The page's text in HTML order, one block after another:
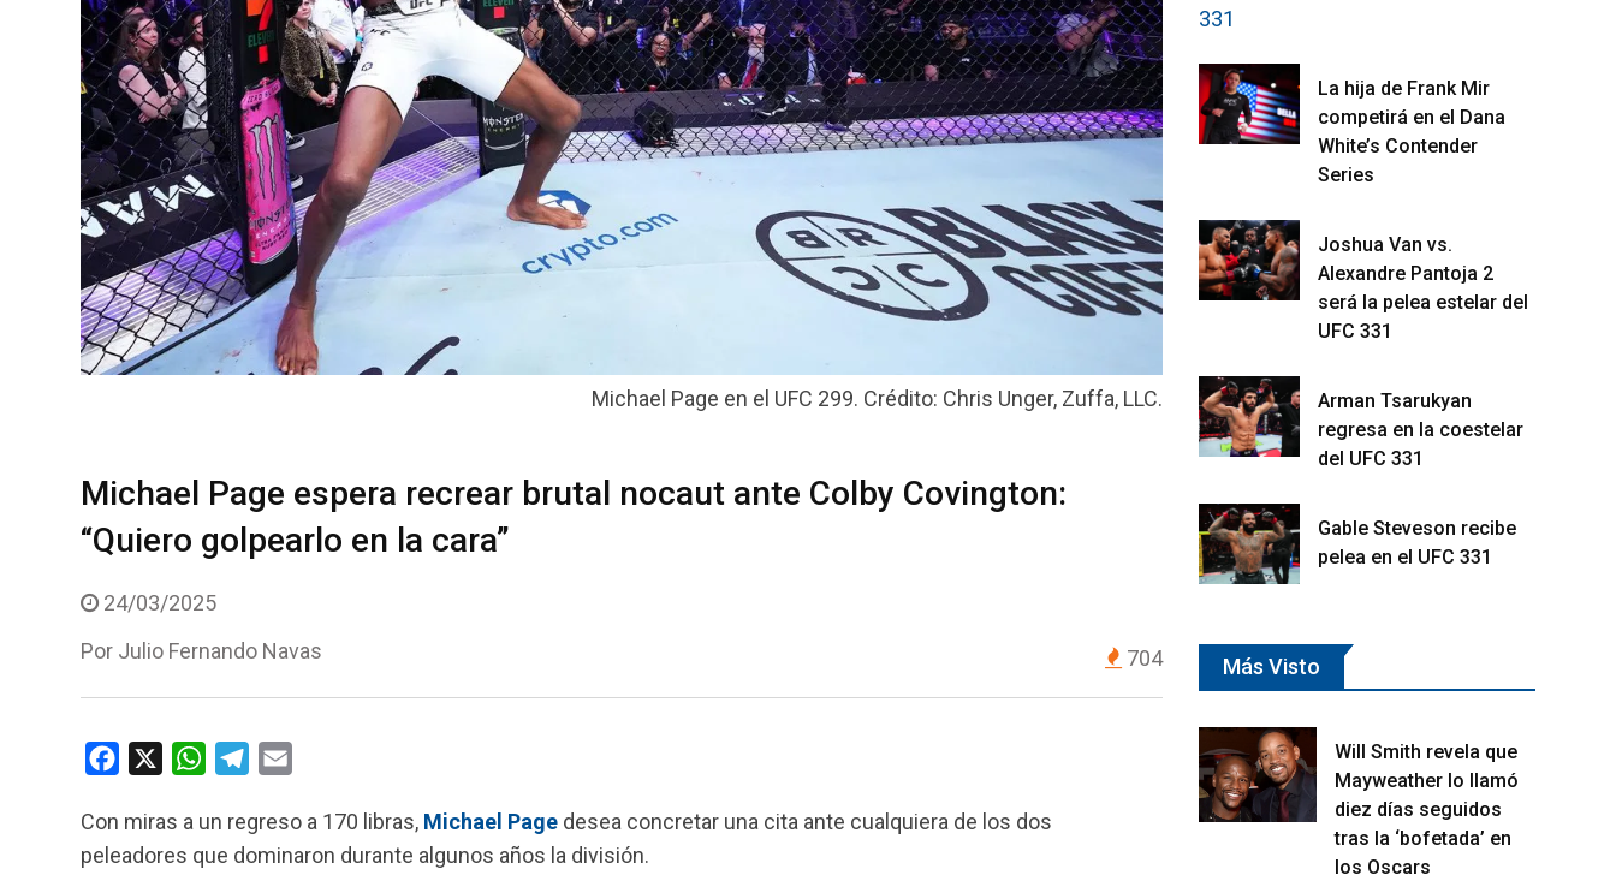
Michael Page en el UFC 299. Crédito: Chris Unger, Zuffa, LLC.
Michael Page espera recrear brutal nocaut ante Colby Covington:
“Quiero golpearlo en la cara”
24/03/2025
Por Julio Fernando Navas 704
c
e
W
a
t
l
e
a
i
Con miras a un regreso a 170 libras, Michael Page desea concretar una cita ante cualquiera de los dos
peleadores que dominaron durante algunos años la división.
La hija de Frank Mir
competirá en el Dana
White’s Contender
Series
Joshua Van vs.
Alexandre Pantoja 2
será la pelea estelar del
UFC 331
Arman Tsarukyan
regresa en la coestelar
del UFC 331
Gable Steveson recibe
pelea en el UFC 331
Más Visto
Will Smith revela que
Mayweather lo llamó
diez días seguidos
tras la ‘bofetada’ en
los Oscars